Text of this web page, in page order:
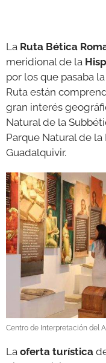
La Ruta Bética
meridional de la
por los que pasaba
Ruta están
gran interés
Natural de la
Parque Natural de la
Guadalquivir.
Centro de Interpretación del
La oferta turística